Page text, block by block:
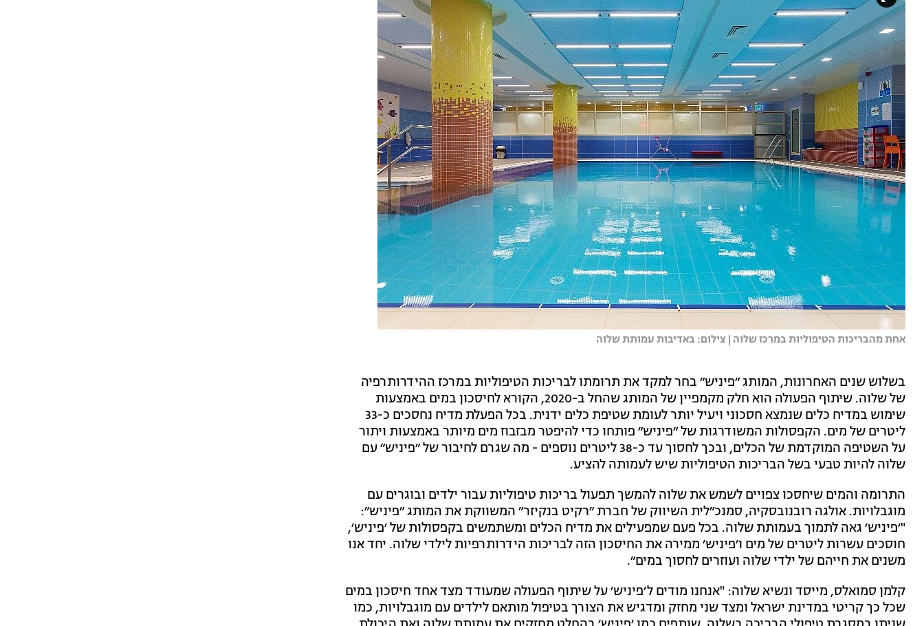
אחת מהבריכות הטיפוליות במרכז שלוה | צילום: באדיבות עמותת שלוה
בשלוש שנים האחרונות, המותג ״פיניש״ בחר למקד את תרומתו לבריכות הטיפוליות במרכז ההידרותרפיה
של שלוה. שיתוף הפעולה הוא חלק מקמפיין של המותג שהחל ב-2020, הקורא לחיסכון במים באמצעות
שימוש במדיח כלים שנמצא חסכוני ויעיל יותר לעומת שטיפת כלים ידנית. בכל הפעלת מדיח נחסכים כ-33
ליטרים של מים. הקפסולות המשודרגות של ״פיניש״ פותחו כדי להיפטר מבזבוז מים מיותר באמצעות ויתור
על השטיפה המוקדמת של הכלים, ובכך לחסוך עד כ-38 ליטרים נוספים - מה שגרם לחיבור של ״פיניש״ עם
שלוה להיות טבעי בשל הבריכות הטיפוליות שיש לעמותה להציע.
התרומה והמים שיחסכו צפויים לשמש את שלוה להמשך תפעול בריכות טיפוליות עבור ילדים ובוגרים עם
מוגבלויות. אולגה רובנובסקיה, סמנכ״לית השיווק של חברת ״רקיט בנקיזר״ המשווקת את המותג ״פיניש״:
"׳פיניש׳ גאה לתמוך בעמותת שלוה. בכל פעם שמפעילים את מדיח הכלים ומשתמשים בקפסולות של ׳פיניש׳,
חוסכים עשרות ליטרים של מים ו׳פיניש׳ ממירה את החיסכון הזה לבריכות הידרותרפיות לילדי שלוה. יחד אנו
משנים את חייהם של ילדי שלוה ועוזרים לחסוך במים״.
קלמן סמואלס, מייסד ונשיא שלוה: "אנחנו מודים ל׳פיניש׳ על שיתוף הפעולה שמעודד מצד אחד חיסכון במים
שכל כך קריטי במדינת ישראל ומצד שני מחזק ומדגיש את הצורך בטיפול מותאם לילדים עם מוגבלויות, כמו